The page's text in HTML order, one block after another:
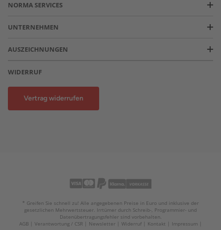
NORMA SERVICES
UNTERNEHMEN
AUSZEICHNUNGEN
WIDERRUF
Vertrag widerrufen
* Greifen Sie schnell zu! Alle angegebenen Preise in Euro und inklusive der
gesetzlichen Mehrwertsteuer. Irrtümer durch Schreib-, Programmier- und
Datenübertragungsfehler sind vorbehalten.
AGB
Verantwortung / CSR Newsletter Widerruf Kontakt
Impressum